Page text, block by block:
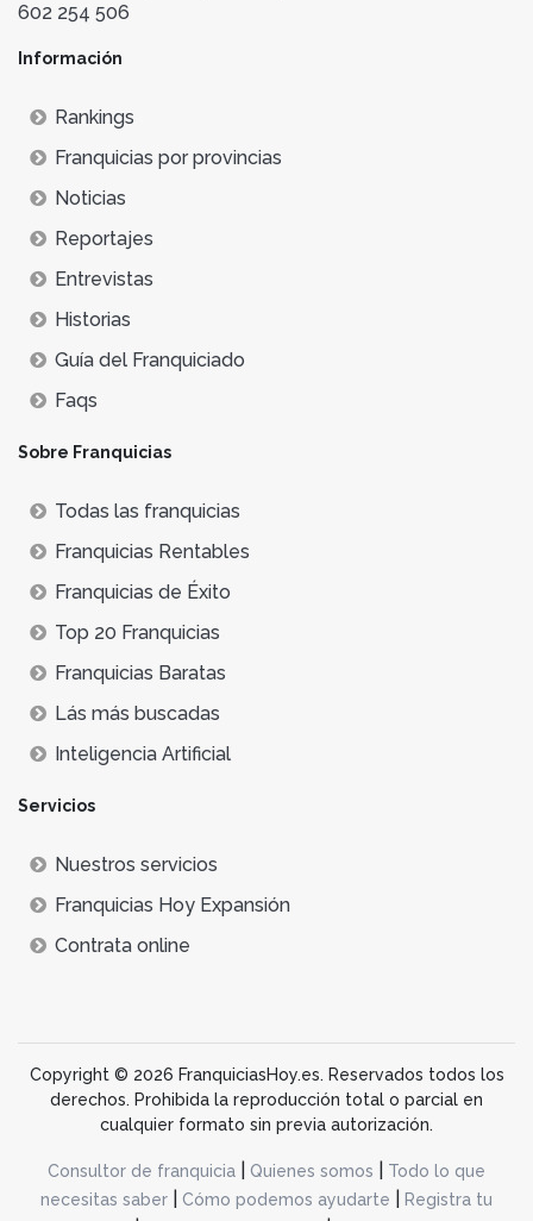
602 254 506
Información
Rankings
Franquicias por provincias
Noticias
Reportajes
Entrevistas
Historias
Guía del Franquiciado
Faqs
Sobre Franquicias
Todas las franquicias
Franquicias Rentables
Franquicias de Éxito
Top 20 Franquicias
Franquicias Baratas
Lás más buscadas
Inteligencia Artificial
Servicios
Nuestros servicios
Franquicias Hoy Expansión
Contrata online
Copyright © 2026 FranquiciasHoy.es. Reservados todos los
derechos. Prohibida la reproducción total o parcial en
cualquier formato sin previa autorización.
Consultor de franquicia Quienes somos
Todo lo que
necesitas saber
Cómo podemos ayudarte
Registra tu